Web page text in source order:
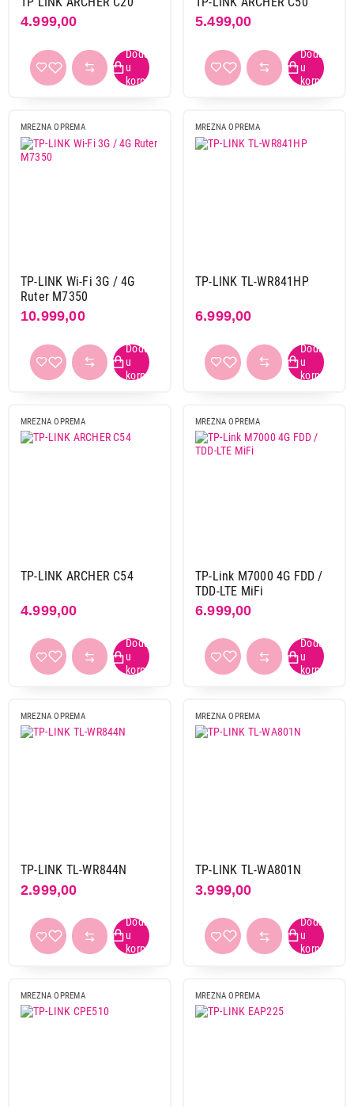
4.999,00 5.499,00
MREZNA OPREMA
TP-LINK Wi-Fi 3G / 4G
Ruter M7350
10.999,00
MREZNA OPREMA
TP-LINK TL-WR841HP
6.999,00
MREZNA OPREMA
TP-LINK ARCHER C54
4.999,00
MREZNA OPREMA
TP-Link M7000 4G FDD /
TDD-LTE MiFi
6.999,00
MREZNA OPREMA
TP-LINK TL-WR844N
2.999,00
MREZNA OPREMA
TP-LINK TL-WA801N
3.999,00
MREZNA OPREMA MREZNA OPREMA
3.199,00
MREŽNA OPREMA
ASUS RT-N12E Wireless N300 ruter
Završi kupovinu